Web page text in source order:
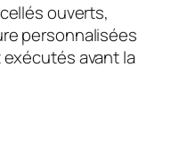
ouverts,
personnalisées
avant la